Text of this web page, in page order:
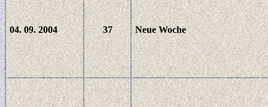
04. 09. 2004 37 Neue Woche